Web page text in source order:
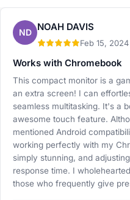
ND NOAH DAVIS
Feb 15, 2024
Works with Chromebook
This compact monitor is a
an extra screen! I can
seamless multitasking. It's a
awesome touch feature.
mentioned Android
working perfectly with my
simply stunning, and
response time. I
those who frequently give